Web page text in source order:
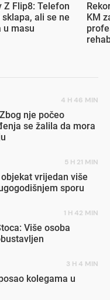
Z Flip8: Telefon
sklapa, ali se ne
u masu
KM
4 H 46 MIN
nje počeo
se žalila da mora
5 H 21 MIN
vrijedan više
sporu
1 H 42 MIN
Više osoba
3 H 4 MIN
kolegama u